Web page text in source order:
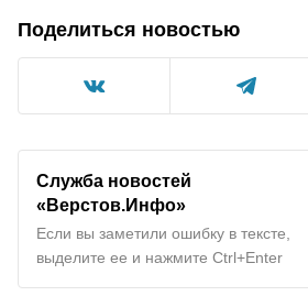
Поделиться новостью
Служба новостей
«Верстов.Инфо»
Если вы заметили ошибку в тексте,
выделите ее и нажмите Ctrl+Enter